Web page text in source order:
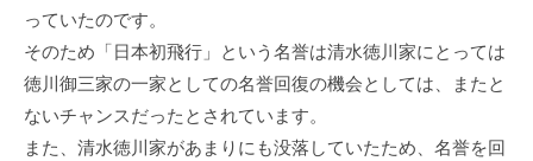
っていたのです。
そのため「日本初飛行」という名誉は清水徳川家にとっては
徳川御三家の一家としての名誉回復の機会としては、またと
ないチャンスだったとされています。
また、清水徳川家があまりにも没落していたため、名誉を回